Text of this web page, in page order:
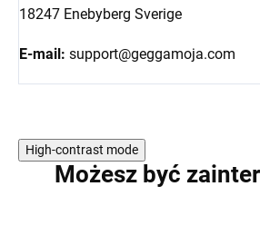
18247 Enebyberg Sverige
E-mail: support@geggamoja.com
High-contrast mode
Możesz być